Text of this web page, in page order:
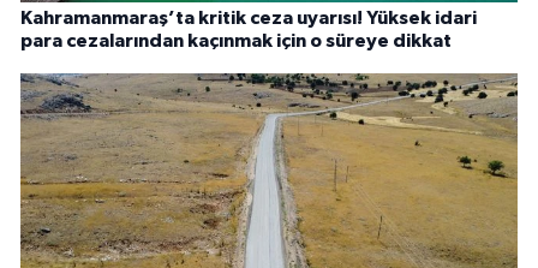
Kahramanmaraş’ta kritik ceza uyarısı! Yüksek idari
para cezalarından kaçınmak için o süreye dikkat